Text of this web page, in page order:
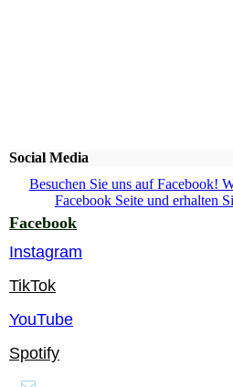
Social Media
Besuchen Sie uns auf Facebook!
Facebook Seite und erhalten
Facebook
Instagram
TikTok
YouTube
Spotify